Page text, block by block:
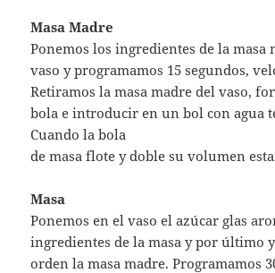
Masa Madre
Ponemos los ingredientes de la masa
vaso y programamos 15 segundos,
Retiramos la masa madre del vaso,
bola e introducir en un bol con agua
Cuando la bola
de masa flote y doble su volumen
Masa
Ponemos en el vaso el azúcar glas
ingredientes de la masa y por último
orden la masa madre. Programamos